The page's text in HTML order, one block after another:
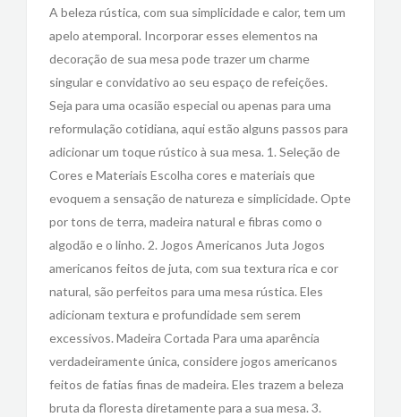
A beleza rústica, com sua simplicidade e calor, tem um
apelo atemporal. Incorporar esses elementos na
decoração de sua mesa pode trazer um charme
singular e convidativo ao seu espaço de refeições.
Seja para uma ocasião especial ou apenas para uma
reformulação cotidiana, aqui estão alguns passos para
adicionar um toque rústico à sua mesa. 1. Seleção de
Cores e Materiais Escolha cores e materiais que
evoquem a sensação de natureza e simplicidade. Opte
por tons de terra, madeira natural e fibras como o
algodão e o linho. 2. Jogos Americanos Juta Jogos
americanos feitos de juta, com sua textura rica e cor
natural, são perfeitos para uma mesa rústica. Eles
adicionam textura e profundidade sem serem
excessivos. Madeira Cortada Para uma aparência
verdadeiramente única, considere jogos americanos
feitos de fatias finas de madeira. Eles trazem a beleza
bruta da floresta diretamente para a sua mesa. 3.